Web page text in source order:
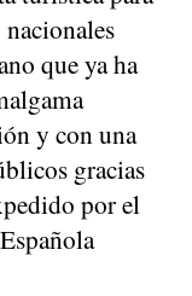
que ya ha
y con una
gracias
por el